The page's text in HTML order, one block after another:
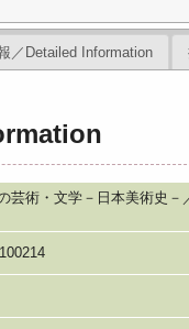
／Detailed Information
芸術・文学－日本美術史